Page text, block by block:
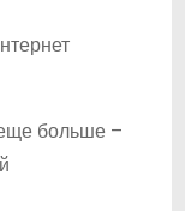
больше –